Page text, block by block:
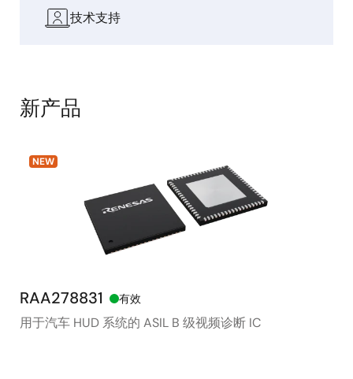
技术支持
新产品
NEW
RAA278831 有效
用于汽车 HUD 系统的 ASIL B 级视频诊断 IC